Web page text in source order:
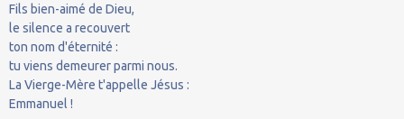
Fils bien-aimé de Dieu,
le silence a recouvert
ton nom d'éternité :
tu viens demeurer parmi nous.
La Vierge-Mère t'appelle Jésus :
Emmanuel !